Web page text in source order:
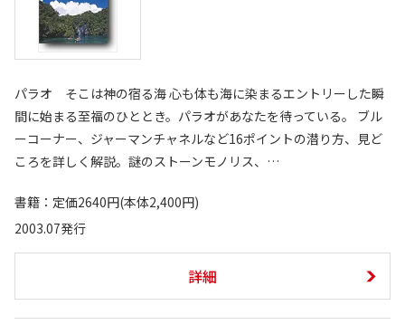
パラオ そこは神の宿る海 心も体も海に染まるエントリーした瞬
間に始まる至福のひととき。パラオがあなたを待っている。 ブル
ーコーナー、ジャーマンチャネルなど16ポイントの潜り方、見ど
ころを詳しく解説。謎のストーンモノリス、…
書籍：定価2640円(本体2,400円)
2003.07発行
詳細